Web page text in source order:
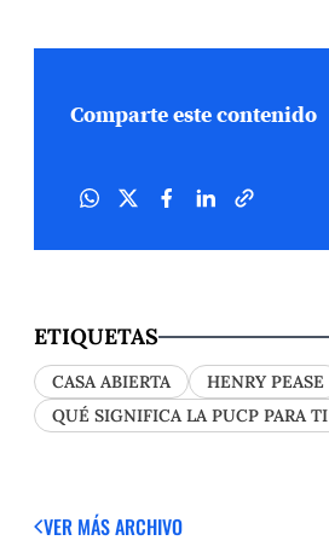
Comparte este contenido
ETIQUETAS
CASA ABIERTA
HENRY PEASE
QUÉ SIGNIFICA LA PUCP PARA TI
VER MÁSARCHIVO